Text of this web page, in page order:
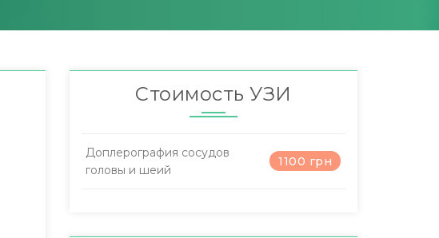
Стоимость УЗИ
Доплерография сосудов
головы и шеий
1100 грн